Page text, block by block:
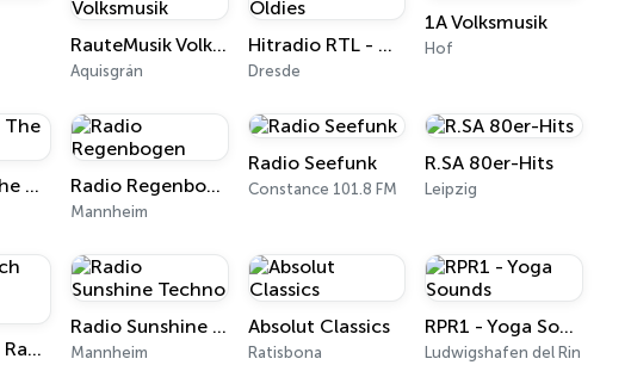
RauteMusik Volksmusik
Aquisgrán
Hitradio RTL - Oldies
Dresde
1A Volksmusik
Hof
80s80s In The Mix Radio Regenbogen
Mannheim
Radio Seefunk
Constance 101.8 FM
R.SA 80er-Hits
Leipzig
Hirschmilch Radio - Psytrance
Radio Sunshine Techno
Mannheim
Absolut Classics
Ratisbona
RPR1 - Yoga Sounds
Ludwigshafen del Rin